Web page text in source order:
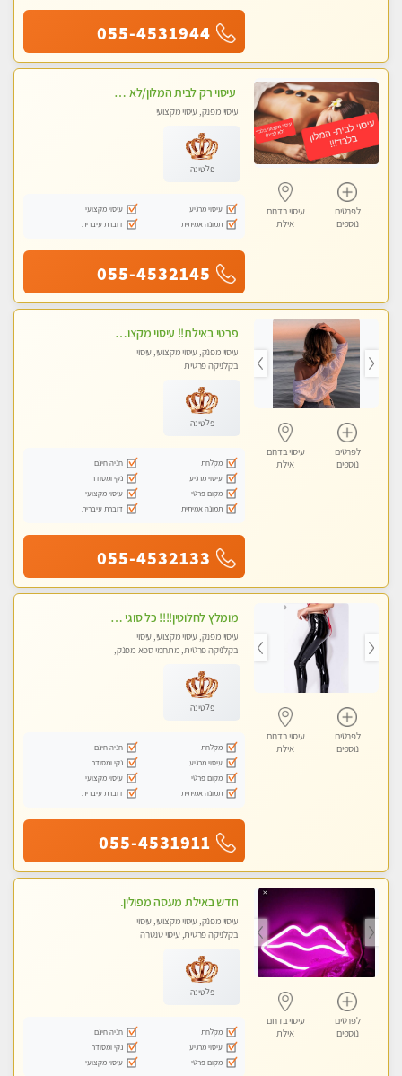
055-4531944
לפרטים
נוספים
עיסוי בדרום
אילת
עיסוי רק לבית המלון/לא לבית הלקוח -שרון מוסמכת באילת ברמה גבוה ומקצועית למלון !Sharon massages(לא מגיע לבית הלקוח )
עיסוי מפנק, עיסוי מקצועי
פלטינה
עיסוי מרגיע
עיסוי מקצועי
תמונה אמיתית
דוברת עיברית
055-4532145
לפרטים
נוספים
עיסוי בדרום
אילת
פרטי באילת!! עיסוי מקצועי באווירה רגוע ונעימה חומרים טבעיים ואיכותיים במיוחד חוויה בריאותית בלתי נשכחת... ללא מין. ללא מין .
עיסוי מפנק, עיסוי מקצועי, עיסוי
בקלניקה פרטית
פלטינה
מקלחת
חניה חינם
עיסוי מרגיע
נקי ומסודר
מקום פרטי
עיסוי מקצועי
תמונה אמיתית
דוברת עיברית
055-4532133
לפרטים
נוספים
עיסוי בדרום
אילת
מומלץ לחלוטין!!!! כל סוגי העיסויים מעסה מקצועית ואיכותית פרטי!!Best in Town !
עיסוי מפנק, עיסוי מקצועי, עיסוי
בקלניקה פרטית, מתחמי ספא מפנק,
פלטינה
מקלחת
חניה חינם
עיסוי מרגיע
נקי ומסודר
מקום פרטי
עיסוי מקצועי
תמונה אמיתית
דוברת עיברית
055-4531911
לפרטים
נוספים
עיסוי בדרום
אילת
חדש באילת מעסה מפולין.
עיסוי מפנק, עיסוי מקצועי, עיסוי
בקלניקה פרטית, עיסוי טנטרה
פלטינה
מקלחת
חניה חינם
עיסוי מרגיע
נקי ומסודר
מקום פרטי
עיסוי מקצועי